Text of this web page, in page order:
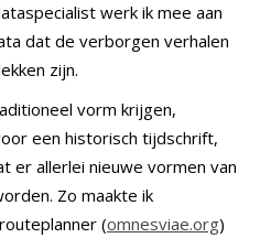
werk ik mee aan
dat de verborgen verhalen
zijn.
vorm krijgen,
een historisch tijdschrift,
er allerlei nieuwe vormen van
Zo maakte ik
(omnesviae.org)